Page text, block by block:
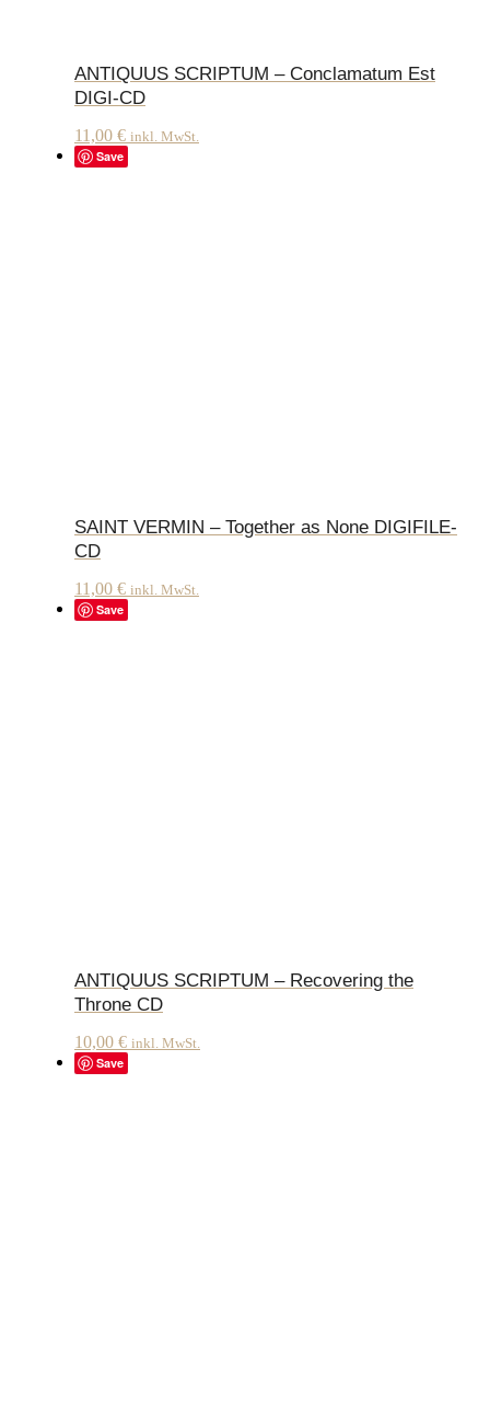
ANTIQUUS SCRIPTUM – Conclamatum Est
DIGI-CD
11,00 € inkl. MwSt.
Save
SAINT VERMIN – Together as None DIGIFILE-
CD
11,00 € inkl. MwSt.
Save
ANTIQUUS SCRIPTUM – Recovering the
Throne CD
10,00 € inkl. MwSt.
Save